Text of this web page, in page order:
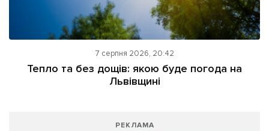
7 серпня 2026, 20:42
Тепло та без дощів: якою буде погода на
Львівщині
РЕКЛАМА